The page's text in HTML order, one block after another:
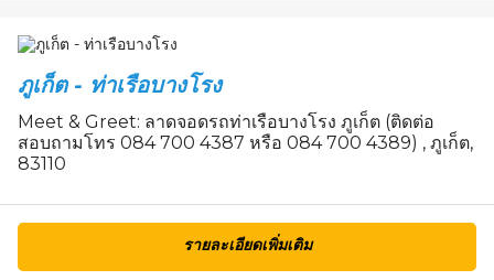
ภูเก็ต - ท่าเรือบางโรง
Meet & Greet: ลาดจอดรถท่าเรือบางโรง ภูเก็ต (ติดต่อ
สอบถามโทร 084 700 4387 หรือ 084 700 4389) , ภูเก็ต,
83110
รายละเอียดเพิ่มเติม